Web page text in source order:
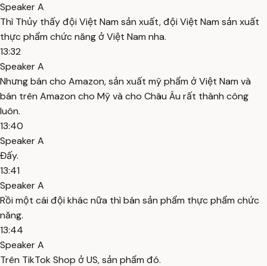
Speaker A
Thì Thủy thấy đội Việt Nam sản xuất, đội Việt Nam sản xuất
thực phẩm chức năng ở Việt Nam nha.
13:32
Speaker A
Nhưng bán cho Amazon, sản xuất mỹ phẩm ở Việt Nam và
bán trên Amazon cho Mỹ và cho Châu Âu rất thành công
luôn.
13:40
Speaker A
Đấy.
13:41
Speaker A
Rồi một cái đội khác nữa thì bán sản phẩm thực phẩm chức
năng.
13:44
Speaker A
Trên TikTok Shop ở US, sản phẩm đó.